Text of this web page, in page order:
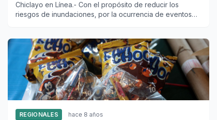
Chiclayo en Línea.- Con el propósito de reducir los
riesgos de inundaciones, por la ocurrencia de eventos
REGIONALES hace 8 años